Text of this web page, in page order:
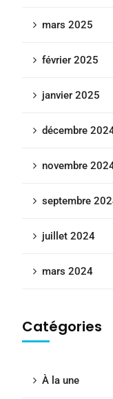
mars 2025
février 2025
janvier 2025
décembre
novembre
septembre
juillet 2024
mars 2024
Catégories
À la une